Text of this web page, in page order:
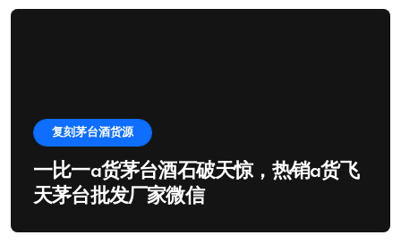
复刻茅台酒货源
一比一a货茅台酒石破天惊，热销a货飞
天茅台批发厂家微信